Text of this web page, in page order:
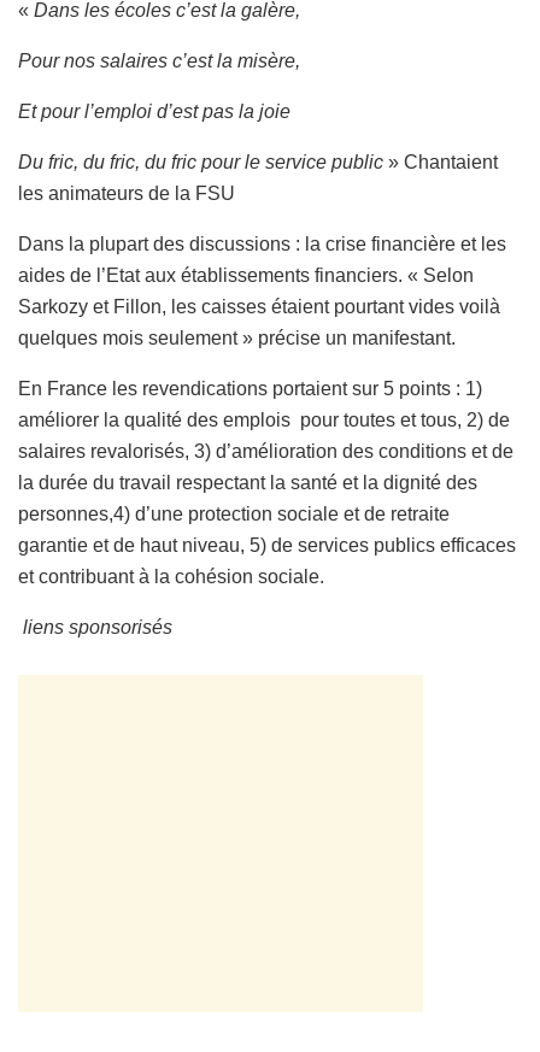
« Dans les écoles c’est la galère,
Pour nos salaires c’est la misère,
Et pour l’emploi d’est pas la joie
Du fric, du fric, du fric pour le service public » Chantaient
les animateurs de la FSU
Dans la plupart des discussions : la crise financière et les
aides de l’Etat aux établissements financiers. « Selon
Sarkozy et Fillon, les caisses étaient pourtant vides voilà
quelques mois seulement » précise un manifestant.
En France les revendications portaient sur 5 points : 1)
améliorer la qualité des emplois pour toutes et tous, 2) de
salaires revalorisés, 3) d’amélioration des conditions et de
la durée du travail respectant la santé et la dignité des
personnes,4) d’une protection sociale et de retraite
garantie et de haut niveau, 5) de services publics efficaces
et contribuant à la cohésion sociale.
liens sponsorisés